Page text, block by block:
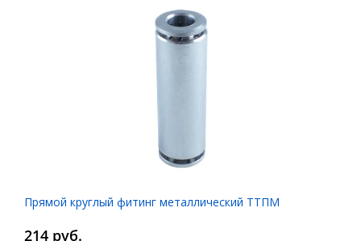
Прямой круглый фитинг металлический ТТПМ
214 руб.